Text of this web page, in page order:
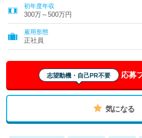
初年度年収
300万～500万円
雇用形態
正社員
志望動機・自己PR不要 応募
気になる